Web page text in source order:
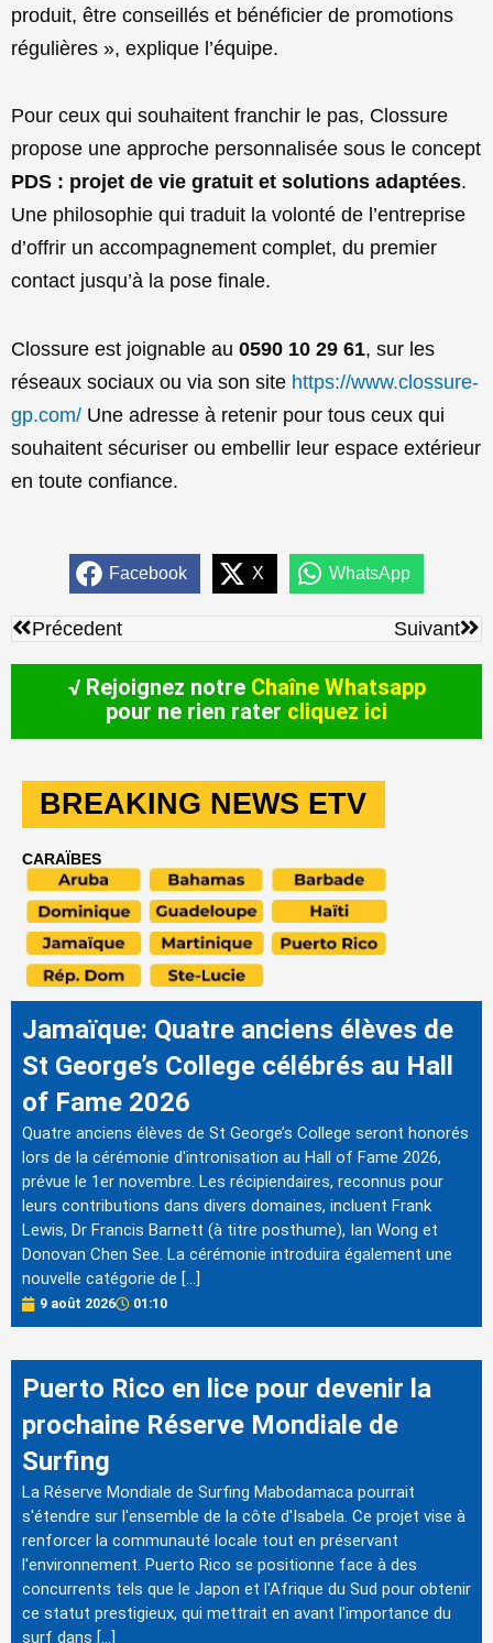
produit, être conseillés et bénéficier de promotions
régulières », explique l’équipe.
Pour ceux qui souhaitent franchir le pas, Clossure
propose une approche personnalisée sous le concept
PDS : projet de vie gratuit et solutions adaptées.
Une philosophie qui traduit la volonté de l’entreprise
d’offrir un accompagnement complet, du premier
contact jusqu’à la pose finale.
Clossure est joignable au 0590 10 29 61, sur les
réseaux sociaux ou via son site https://www.clossure-
gp.com/ Une adresse à retenir pour tous ceux qui
souhaitent sécuriser ou embellir leur espace extérieur
en toute confiance.
Facebook X WhatsApp
Précédent
Précedent Suivant
√ Rejoignez notre Chaîne Whatsapp
pour ne rien rater cliquez ici
BREAKING NEWS ETV
CARAÏBES
Jamaïque: Quatre anciens élèves de
St George’s College célébrés au Hall
of Fame 2026
Quatre anciens élèves de St George’s College seront honorés
lors de la cérémonie d'intronisation au Hall of Fame 2026,
prévue le 1er novembre. Les récipiendaires, reconnus pour
leurs contributions dans divers domaines, incluent Frank
Lewis, Dr Francis Barnett (à titre posthume), Ian Wong et
Donovan Chen See. La cérémonie introduira également une
nouvelle catégorie de […]
9 août 2026 01:10
Puerto Rico en lice pour devenir la
prochaine Réserve Mondiale de
Surfing
La Réserve Mondiale de Surfing Mabodamaca pourrait
s'étendre sur l'ensemble de la côte d'Isabela. Ce projet vise à
renforcer la communauté locale tout en préservant
l'environnement. Puerto Rico se positionne face à des
concurrents tels que le Japon et l'Afrique du Sud pour obtenir
ce statut prestigieux, qui mettrait en avant l'importance du
surf dans […]